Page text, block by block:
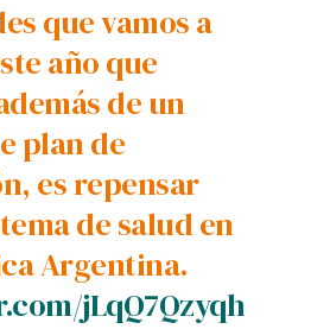
que vamos a
año que
de un
plan de
es repensar
de salud en
Argentina.
jLqQ7Qzyqh